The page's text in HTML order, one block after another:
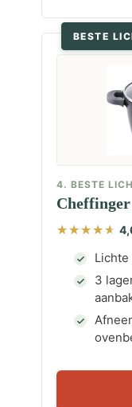
BESTE
4. BESTE
Lichte
3